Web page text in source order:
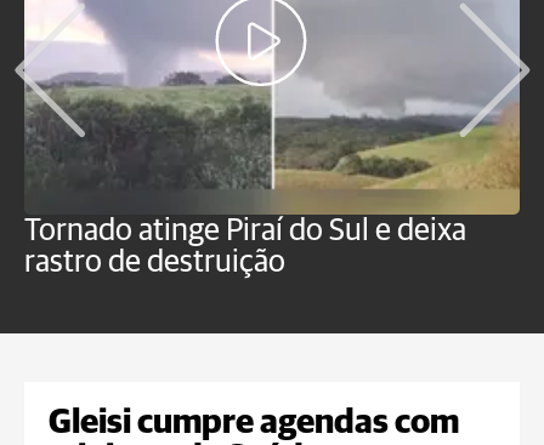
Tornado atinge Piraí do Sul e deixa
rastro de destruição
Gleisi cumpre agendas com